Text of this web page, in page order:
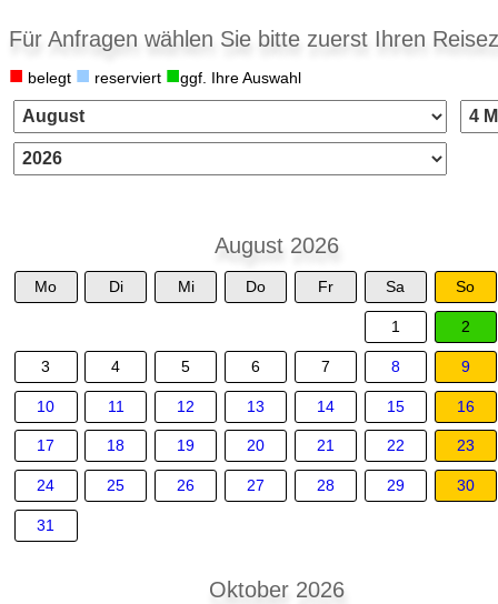
Für Anfragen wählen Sie bitte zuerst Ihren
■ belegt ■ reserviert ■ggf. Ihre Auswahl
August 2026
Mo Di Mi Do Fr Sa So
1 2
3 4 5 6 7 8 9
10 11 12 13 14 15 16
17 18 19 20 21 22 23
24 25 26 27 28 29 30
31
Oktober 2026